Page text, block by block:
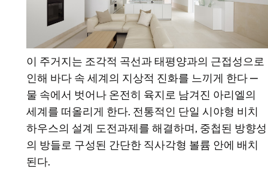
이 주거지는 조각적 곡선과 태평양과의 근접성으로
인해 바다 속 세계의 지상적 진화를 느끼게 한다 —
물 속에서 벗어나 온전히 육지로 남겨진 아리엘의
세계를 떠올리게 한다. 전통적인 단일 시야형 비치
하우스의 설계 도전과제를 해결하며, 중첩된 방향성
의 방들로 구성된 간단한 직사각형 볼륨 안에 배치
된다.